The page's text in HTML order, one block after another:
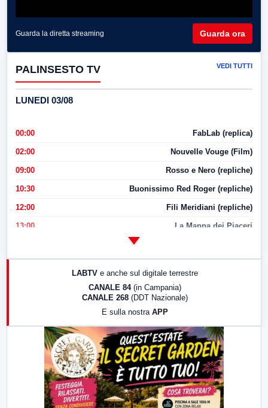
Guarda la diretta streaming Guarda ora
PALINSESTO TV VEDI TUTTI
LUNEDI 03/08
00:00 FabLab (replica)
02:00 Nouvelle Vouge (Film)
09:00 Rosso e Nero (repliche)
10:30 Buonissimo Red Roger (repliche)
12:00 Fili Meridiani (repliche)
13:00 La Mappa dei Piaceri
LabNews (replica)
LABTV e anche sul digitale terrestre
CANALE 84 (in Campania)
CANALE 268 (DDT Nazionale)
E sulla nostra APP